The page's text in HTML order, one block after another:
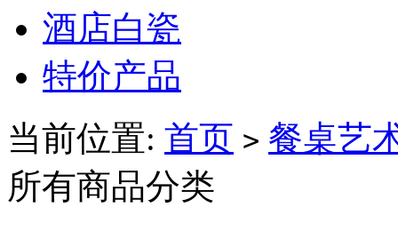
酒店白瓷
特价产品
当前位置: 首页 > 餐桌艺
所有商品分类